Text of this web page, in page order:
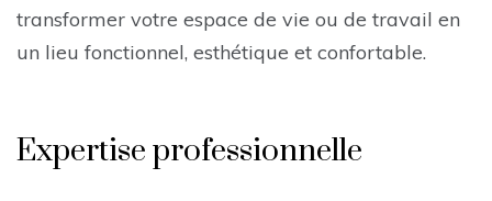
transformer votre espace de vie ou de travail en
un lieu fonctionnel, esthétique et confortable.
Expertise professionnelle